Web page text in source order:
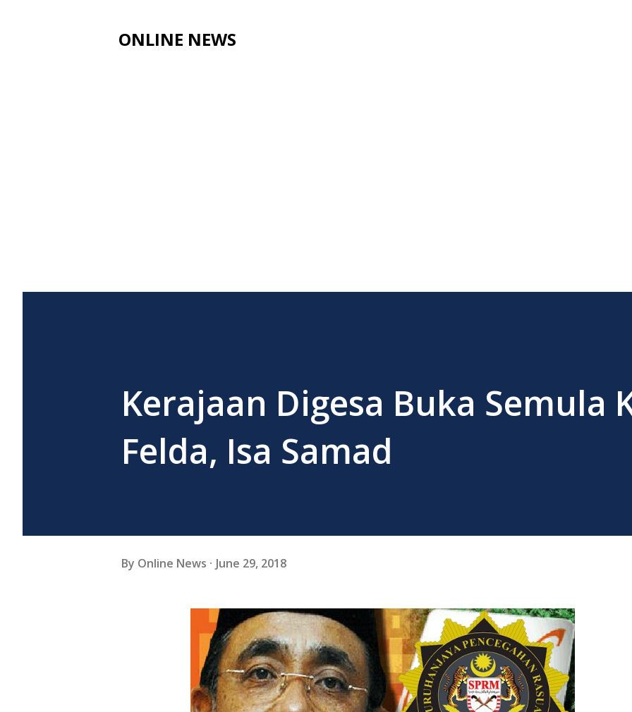
ONLINE NEWS
Kerajaan Digesa Buka Semula
Felda, Isa Samad
By Online News June 29, 2018